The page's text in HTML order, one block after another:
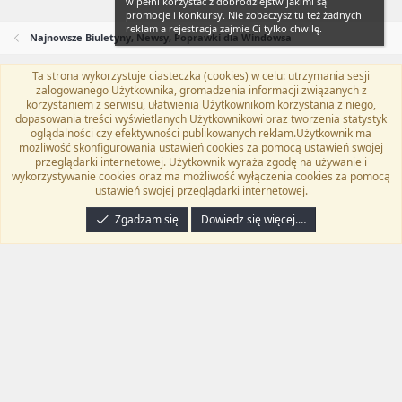
Najnowsze Biuletyny, Newsy, Poprawki dla Windowsa
Flat Awesome + (Parent DO NOT EDIT)
Polski (PL)
Kontakt
Regulamin Polityka prywatności Pomoc
TwitterKontakt
RSS
Community platform by XenForo® © 2010-2024 XenForo Ltd.
programyzadarmo.net.pl . | Xenforo Add-ons
Email Check by MPM.PM
promocje i konkursy. Nie zobaczysz tu też żadnych
reklam a rejestracja zajmie Ci tylko chwilę.
Ta strona wykorzystuje ciasteczka (cookies) w celu: utrzymania sesji
zalogowanego Użytkownika, gromadzenia informacji związanych z
korzystaniem z serwisu, ułatwienia Użytkownikom korzystania z niego,
dopasowania treści wyświetlanych Użytkownikowi oraz tworzenia statystyk
oglądalności czy efektywności publikowanych reklam.Użytkownik ma
możliwość skonfigurowania ustawień cookies za pomocą ustawień swojej
przeglądarki internetowej. Użytkownik wyraża zgodę na używanie i
wykorzystywanie cookies oraz ma możliwość wyłączenia cookies za pomocą
ustawień swojej przeglądarki internetowej.
Zgadzam się
Dowiedz się więcej.…